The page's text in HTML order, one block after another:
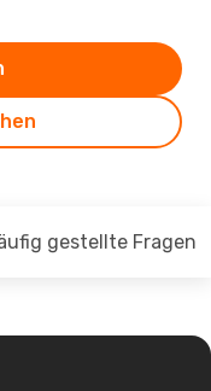
gestellte Fragen